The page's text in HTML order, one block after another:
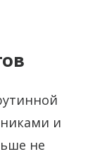
и
не